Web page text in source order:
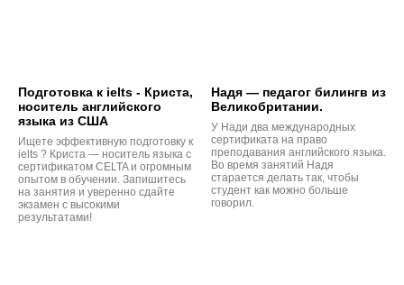
Подготовка к ielts - Криста,
носитель английского
языка из США
Ищете эффективную подготовку к
ielts ? Криста — носитель языка с
сертификатом CELTA и огромным
опытом в обучении. Запишитесь
на занятия и уверенно сдайте
экзамен с высокими
результатами!
Надя — педагог билингв из
Великобритании.
У Нади два международных
сертификата на право
преподавания английского языка.
Во время занятий Надя
старается делать так, чтобы
студент как можно больше
говорил.